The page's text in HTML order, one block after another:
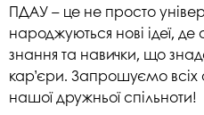
ПДАУ – це не просто
народжуються нові ідеї, де
знання та навички, що
кар’єри. Запрошуємо всіх
нашої дружньої спільноти!